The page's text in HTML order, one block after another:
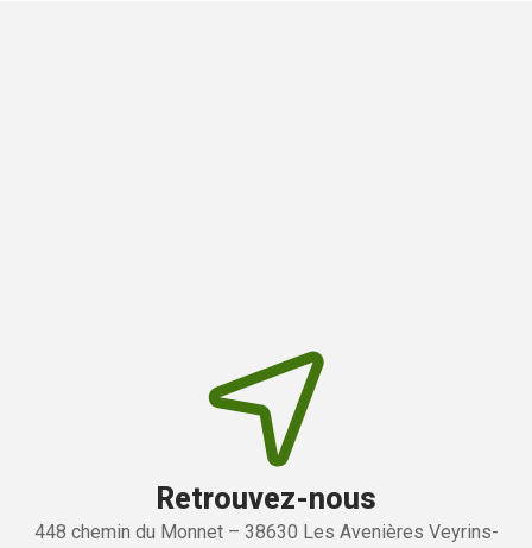
Retrouvez-nous
448 chemin du Monnet – 38630 Les Avenières Veyrins-